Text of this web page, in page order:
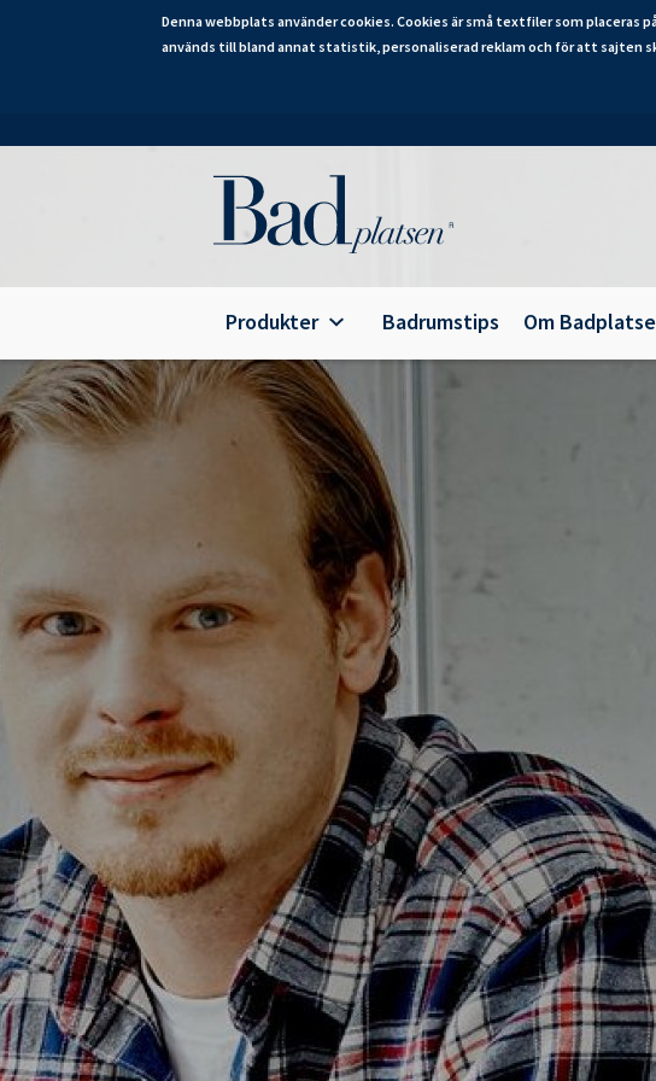
Denna webbplats använder cookies. Cookies är små textfiler som placeras
används till bland annat statistik, personaliserad reklam och för att sajten
till
Produkter
Alterna Ariella Aqua
Alterna Ariella
Alterna Basic Aqua
Alterna Basic
Alterna Bella Aqua
Alterna Ella Aqua
Alterna Ella
Alterna Gabriella
Alterna Isabella Aqua
Alterna Isabella
Alterna Isella Aqua
Alterna Isella
Alterna Luxor
Duravit L-Cube
Geberit Smyle Square
Geberit iCon
Ifö Option
Ifö Sense Art
Ifö Sense Modern
Ifö Sense Pro
Ifö Spira
Spegelhållare
Tvålkorgar
WC-pappershållare
Handduksstänger
Handdukskrokar
inbyggnad
Beröringsfria
Badrumstips Om